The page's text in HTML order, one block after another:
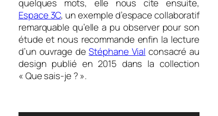
quelques mots, elle nous cite ensuite,
Espace 3C, un exemple d’espace collaboratif
remarquable qu’elle a pu observer pour son
étude et nous recommande enfin la lecture
d’un ouvrage deStéphane Vial consacré au
design publié en 2015 dans la collection
« Que sais-je ? ».